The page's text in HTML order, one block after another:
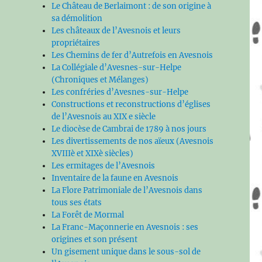
Le Château de Berlaimont : de son origine à
sa démolition
Les châteaux de l’Avesnois et leurs
propriétaires
Les Chemins de fer d’Autrefois en Avesnois
La Collégiale d’Avesnes-sur-Helpe
(Chroniques et Mélanges)
Les confréries d’Avesnes-sur-Helpe
Constructions et reconstructions d’églises
de l’Avesnois au XIX e siècle
Le diocèse de Cambrai de 1789 à nos jours
Les divertissements de nos aïeux (Avesnois
XVIIIè et XIXè siècles)
Les ermitages de l’Avesnois
Inventaire de la faune en Avesnois
La Flore Patrimoniale de l’Avesnois dans
tous ses états
La Forêt de Mormal
La Franc-Maçonnerie en Avesnois : ses
origines et son présent
Un gisement unique dans le sous-sol de